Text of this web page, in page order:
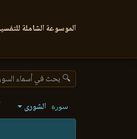
الموسوعة الشاملة
🔍 بحث في أسماء
سورة الشورى